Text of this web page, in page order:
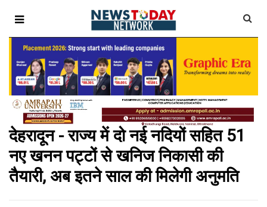
देहरादून - राज्य में दो नई नदियों सहित 51
नए खनन पट्टों से खनिज निकासी की
तैयारी, अब इतने साल की मिलेगी अनुमति